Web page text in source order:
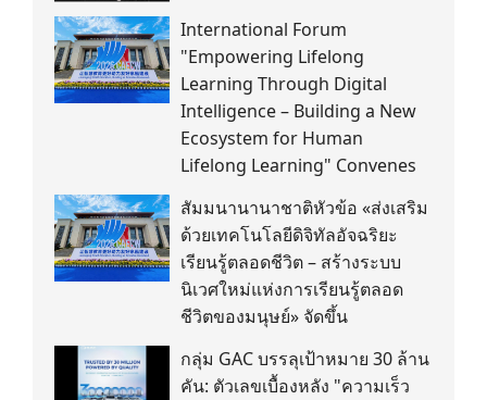
International Forum
"Empowering Lifelong
Learning Through Digital
Intelligence – Building a New
Ecosystem for Human
Lifelong Learning" Convenes
สัมมนานานาชาติหัวข้อ «ส่งเสริม
ด้วยเทคโนโลยีดิจิทัลอัจฉริยะ
เรียนรู้ตลอดชีวิต – สร้างระบบ
นิเวศใหม่แห่งการเรียนรู้ตลอด
ชีวิตของมนุษย์» จัดขึ้น
กลุ่ม GAC บรรลุเป้าหมาย 30 ล้าน
คัน: ตัวเลขเบื้องหลัง "ความเร็ว